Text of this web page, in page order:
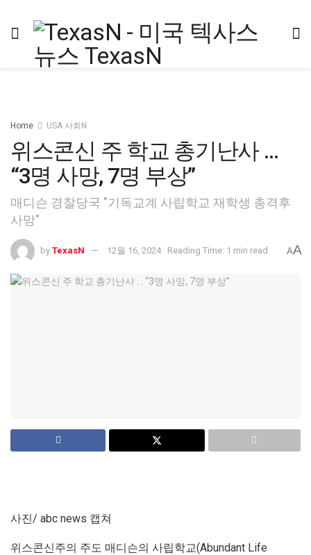
Home USA 사회N
위스콘신 주 학교 총기난사 …
“3명 사망, 7명 부상”
매디슨 경찰당국 "기독교계 사립학교 재학생 총격후
사망"
by TexasN 12월 16, 2024 Reading Time: 1 min read AA
사진/ abc news 캡쳐
위스콘신주의 주도 매디슨의 사립학교(Abundant Life